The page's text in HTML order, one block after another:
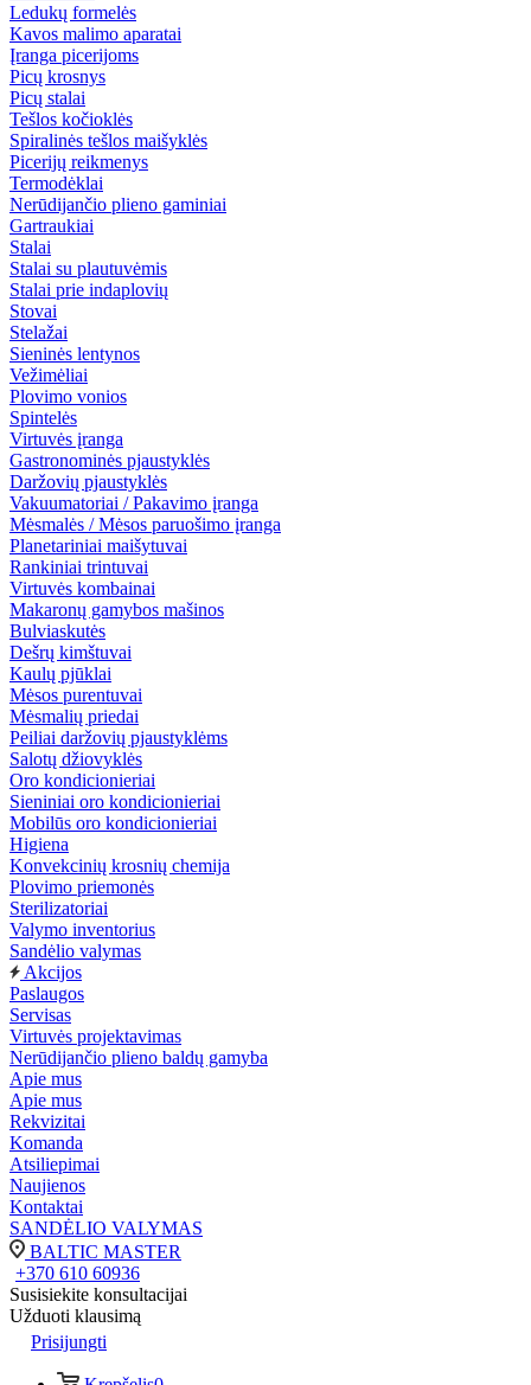
Ledukų formelės
Kavos malimo aparatai
Įranga picerijoms
Picų krosnys
Picų stalai
Tešlos kočioklės
Spiralinės tešlos maišyklės
Picerijų reikmenys
Termodėklai
Nerūdijančio plieno gaminiai
Gartraukiai
Stalai
Stalai su plautuvėmis
Stalai prie indaplovių
Stovai
Stelažai
Sieninės lentynos
Vežimėliai
Plovimo vonios
Spintelės
Virtuvės įranga
Gastronominės pjaustyklės
Daržovių pjaustyklės
Vakuumatoriai / Pakavimo įranga
Mėsmalės / Mėsos paruošimo įranga
Planetariniai maišytuvai
Rankiniai trintuvai
Virtuvės kombainai
Makaronų gamybos mašinos
Bulviaskutės
Dešrų kimštuvai
Kaulų pjūklai
Mėsos purentuvai
Mėsmalių priedai
Peiliai daržovių pjaustyklėms
Salotų džiovyklės
Oro kondicionieriai
Sieniniai oro kondicionieriai
Mobilūs oro kondicionieriai
Higiena
Konvekcinių krosnių chemija
Plovimo priemonės
Sterilizatoriai
Valymo inventorius
Sandėlio valymas
Akcijos
Paslaugos
Servisas
Virtuvės projektavimas
Nerūdijančio plieno baldų gamyba
Apie mus
Apie mus
Rekvizitai
Komanda
Atsiliepimai
Naujienos
Kontaktai
SANDĖLIO VALYMAS
BALTIC MASTER
+370 610 60936
Susisiekite konsultacijai
Užduoti klausimą
Prisijungti